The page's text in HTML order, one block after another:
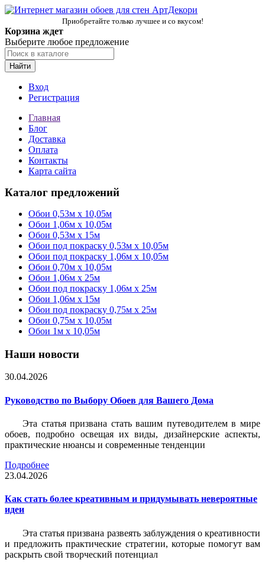
Приобретайте только лучшее и со вкусом!
Корзина ждет
Выберите любое предложение
Найти
Вход
Регистрация
Главная
Блог
Доставка
Оплата
Контакты
Карта сайта
Каталог предложений
Обои 0,53м x 10,05м
Обои 1,06м х 10,05м
Обои 0,53м x 15м
Обои под покраску 0,53м x 10,05м
Обои под покраску 1,06м х 10,05м
Обои 0,70м x 10,05м
Обои 1,06м x 25м
Обои под покраску 1,06м x 25м
Обои 1,06м x 15м
Обои под покраску 0,75м x 25м
Обои 0,75м x 10,05м
Обои 1м х 10,05м
Наши новости
30.04.2026
Руководство по Выбору Обоев для Вашего Дома
Эта статья призвана стать вашим путеводителем в мире
обоев, подробно освещая их виды, дизайнерские аспекты,
практические нюансы и современные тенденции
Подробнее
23.04.2026
Как стать более креативным и придумывать невероятные
идеи
Эта статья призвана развеять заблуждения о креативности
и предложить практические стратегии, которые помогут вам
раскрыть свой творческий потенциал